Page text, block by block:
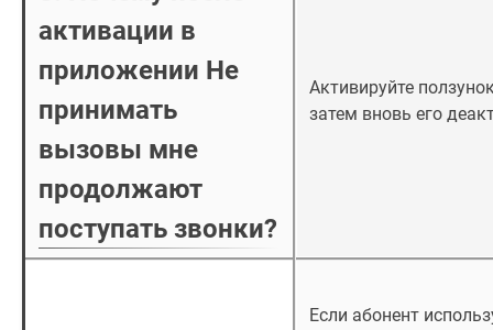
активации в
приложении Не
принимать
вызовы мне
продолжают
поступать звонки?
Активируйте
затем вновь его
Если абонент